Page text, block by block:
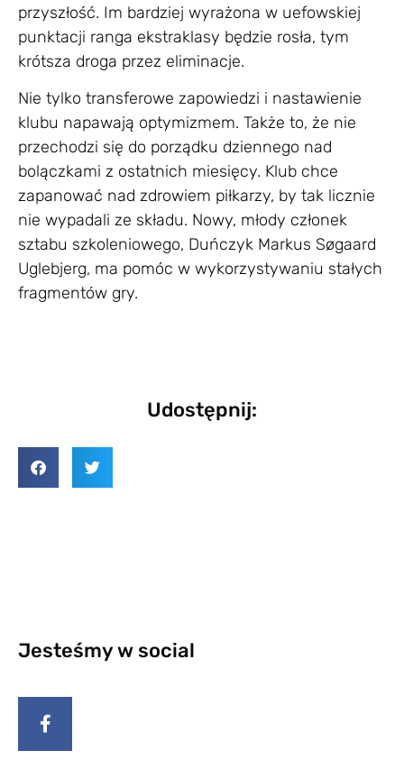
przyszłość. Im bardziej wyrażona w uefowskiej
punktacji ranga ekstraklasy będzie rosła, tym
krótsza droga przez eliminacje.
Nie tylko transferowe zapowiedzi i nastawienie
klubu napawają optymizmem. Także to, że nie
przechodzi się do porządku dziennego nad
bolączkami z ostatnich miesięcy. Klub chce
zapanować nad zdrowiem piłkarzy, by tak licznie
nie wypadali ze składu. Nowy, młody członek
sztabu szkoleniowego, Duńczyk Markus Søgaard
Uglebjerg, ma pomóc w wykorzystywaniu stałych
fragmentów gry.
Udostępnij:
Jesteśmy w social